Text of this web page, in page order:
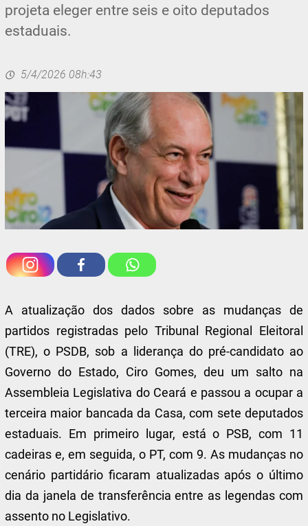
projeta eleger entre seis e oito deputados
estaduais.
5/4/2026 08h:43
A atualização dos dados sobre as mudanças de
partidos registradas pelo Tribunal Regional Eleitoral
(TRE), o PSDB, sob a liderança do pré-candidato ao
Governo do Estado, Ciro Gomes, deu um salto na
Assembleia Legislativa do Ceará e passou a ocupar a
terceira maior bancada da Casa, com sete deputados
estaduais. Em primeiro lugar, está o PSB, com 11
cadeiras e, em seguida, o PT, com 9. As mudanças no
cenário partidário ficaram atualizadas após o último
dia da janela de transferência entre as legendas com
assento no Legislativo.